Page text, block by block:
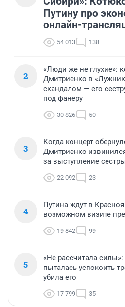
Путину про
онлайн-
54 013 138
2
«Люди же не глухие»:
Дмитриенко в
скандалом — его
под фанеру
30 826 50
3
Когда концерт
Дмитриенко
за выступление
22 092 23
4
Путина ждут в
возможном визите
19 842 99
5
«Не рассчитала силы»:
пыталась успокоить
убила его
17 799 35